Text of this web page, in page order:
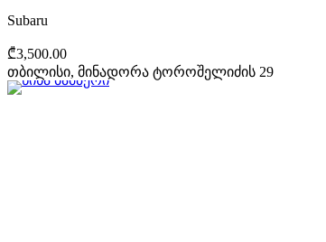
Subaru
₾3,500.00
თბილისი, მინადორა ტოროშელიძის 29